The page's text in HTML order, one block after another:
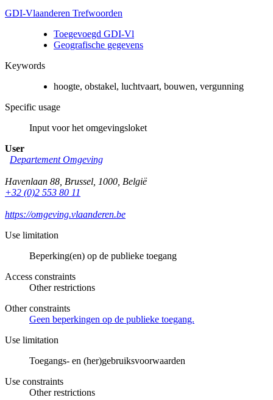
GDI-Vlaanderen Trefwoorden
Toegevoegd GDI-Vl
Geografische gegevens
Keywords
hoogte, obstakel, luchtvaart, bouwen, vergunning
Specific usage
Input voor het omgevingsloket
User
Departement Omgeving
Havenlaan 88 Brussel 1000 België
+32 (0)2 553 80 11
https://omgeving.vlaanderen.be
Use limitation
Beperking(en) op de publieke toegang
Access constraints
Other restrictions
Other constraints
Geen beperkingen op de publieke toegang.
Use limitation
Toegangs- en (her)gebruiksvoorwaarden
Use constraints
Other restrictions